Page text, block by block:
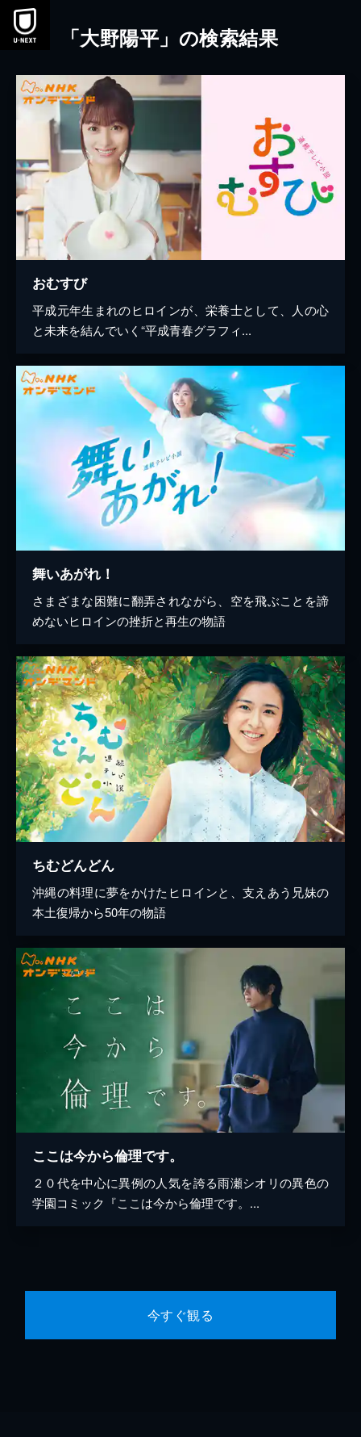
本文へスキップ
「大野陽平」の検索結果
おむすび
平成元年生まれのヒロインが、栄養士として、人の心
と未来を結んでいく“平成青春グラフィ...
舞いあがれ！
さまざまな困難に翻弄されながら、空を飛ぶことを諦
めないヒロインの挫折と再生の物語
ちむどんどん
沖縄の料理に夢をかけたヒロインと、支えあう兄妹の
本土復帰から50年の物語
ここは今から倫理です。
２０代を中心に異例の人気を誇る雨瀬シオリの異色の
学園コミック『ここは今から倫理です。...
今すぐ観る